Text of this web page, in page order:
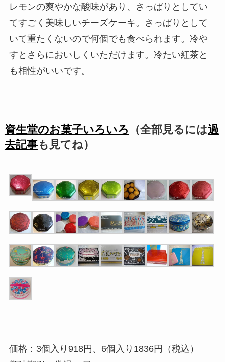
レモンの爽やかな酸味があり、さっぱりとしてい
てすごく美味しいチーズケーキ。さっぱりとして
いて重たくないので何個でも食べられます。冷や
すとさらにおいしくいただけます。冷たい紅茶と
も相性がいいです。
資生堂のお菓子いろいろ （全部見るには過
去記事も見てね）
価格：3個入り918円、6個入り1836円（税込）